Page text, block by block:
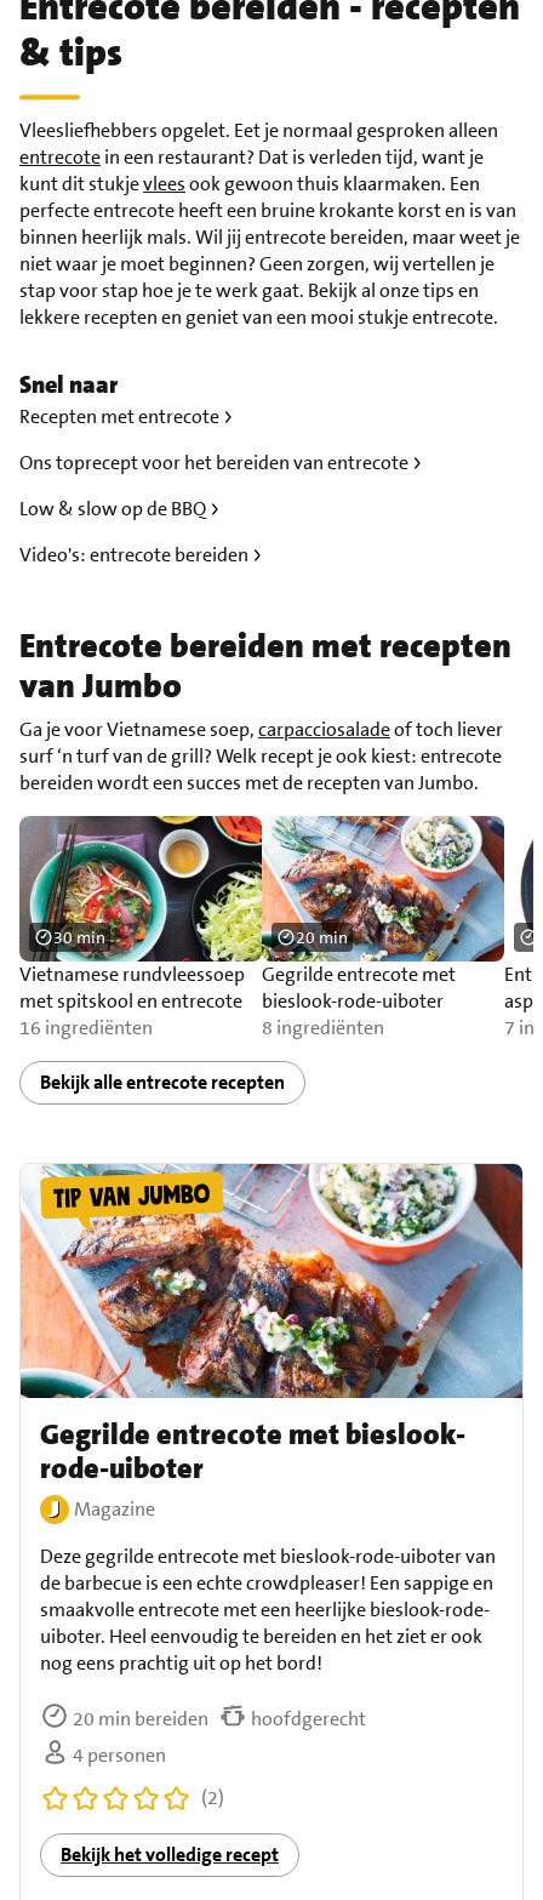
& tips
Vleesliefhebbers opgelet. Eet je normaal gesproken alleen
entrecotein een restaurant? Dat is verleden tijd, want je
kunt dit stukjevleesook gewoon thuis klaarmaken. Een
perfecte entrecote heeft een bruine krokante korst en is van
binnen heerlijk mals. Wil jij entrecote bereiden, maar weet je
niet waar je moet beginnen? Geen zorgen, wij vertellen je
stap voor stap hoe je te werk gaat. Bekijk al onze tips en
lekkere recepten en geniet van een mooi stukje entrecote.
Snel naar
Recepten met entrecote
Ons toprecept voor het bereiden van entrecote
Low & slow op de BBQ
Video's: entrecote bereiden
Entrecote bereiden met recepten
van Jumbo
Ga je voor Vietnamese soep,carpacciosaladeof toch liever
surf ‘n turf van de grill? Welk recept je ook kiest: entrecote
bereiden wordt een succes met de recepten van Jumbo.
Vietnamese rundvleessoep
met spitskool en entrecote
16 ingrediënten
30 min
Gegrilde entrecote met
bieslook-rode-uiboter
8 ingrediënten
20 min
7
Bekijk alle entrecote recepten
Gegrilde entrecote met bieslook-
rode-uiboter
Magazine
Deze gegrilde entrecote met bieslook-rode-uiboter van
de barbecue is een echte crowdpleaser! Een sappige en
smaakvolle entrecote met een heerlijke bieslook-rode-
uiboter. Heel eenvoudig te bereiden en het ziet er ook
nog eens prachtig uit op het bord!
20 min bereiden
hoofdgerecht
4 personen
(2)
Bekijk het volledige recept